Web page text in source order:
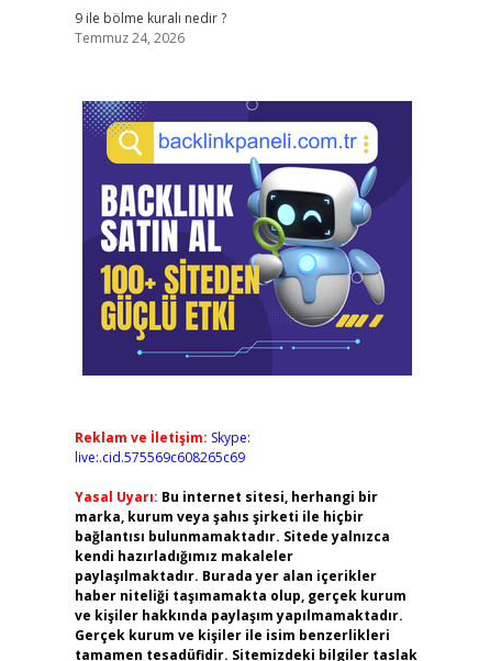
9 ile bölme kuralı nedir ?
Temmuz 24, 2026
Reklam ve İletişim: Skype:
live:.cid.575569c608265c69
Yasal Uyarı: Bu internet sitesi, herhangi bir
marka, kurum veya şahıs şirketi ile hiçbir
bağlantısı bulunmamaktadır. Sitede yalnızca
kendi hazırladığımız makaleler
paylaşılmaktadır. Burada yer alan içerikler
haber niteliği taşımamakta olup, gerçek kurum
ve kişiler hakkında paylaşım yapılmamaktadır.
Gerçek kurum ve kişiler ile isim benzerlikleri
tamamen tesadüfidir. Sitemizdeki bilgiler taslak